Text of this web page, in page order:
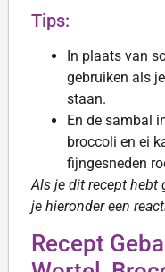
Tips:
In plaats van
gebruiken als
staan.
En de sambal
broccoli en ei
fijngesneden
Als je dit recept hebt
je hieronder een
Recept